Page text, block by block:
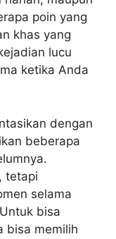
poin yang
khas yang
lucu
ketika Anda
dengan
beberapa
tetapi
selama
bisa
bisa memilih